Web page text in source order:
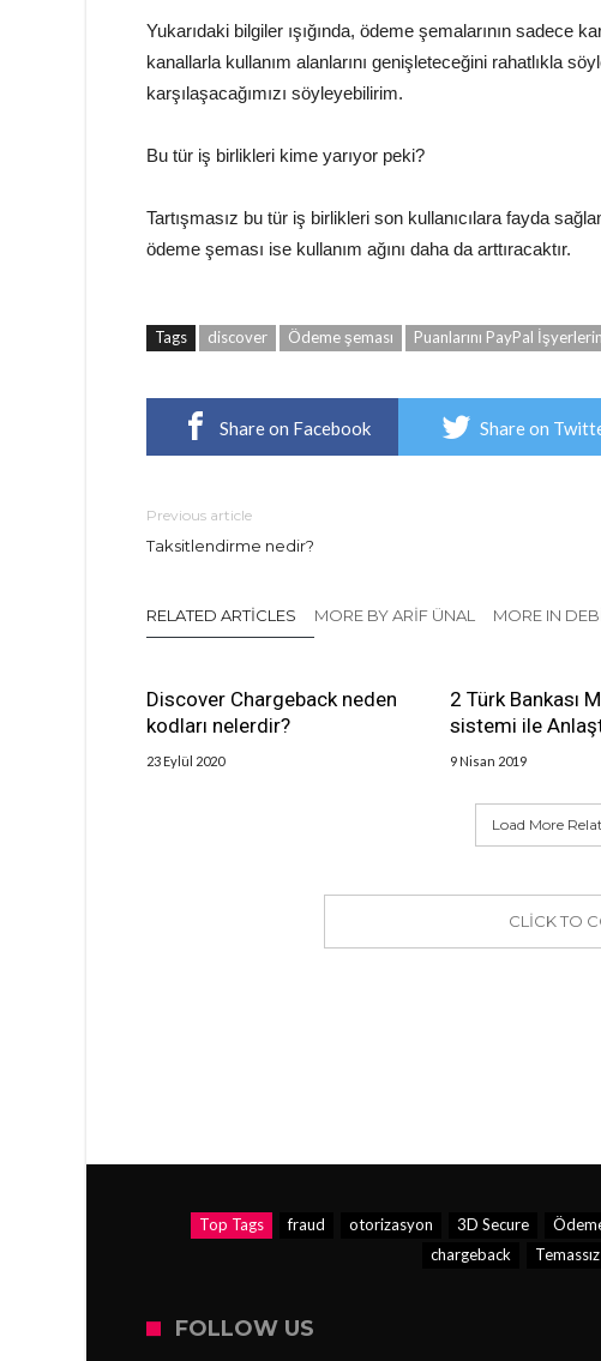
Yukarıdaki bilgiler ışığında, ödeme şemalarının sadece
kanallarla kullanım alanlarını genişleteceğini rahatlıkla
karşılaşacağımızı söyleyebilirim.
Bu tür iş birlikleri kime yarıyor peki?
Tartışmasız bu tür iş birlikleri son kullanıcılara fayda
ödeme şeması ise kullanım ağını daha da arttıracaktır.
Tags discover Ödeme şeması Puanlarını PayPal
Share on Facebook Share on
Previous article
Taksitlendirme nedir?
RELATED ARTICLES MORE BY ARIF ÜNAL MORE IN
Discover Chargeback neden
kodları nelerdir?
23 Eylül 2020
2 Türk Bankası
sistemi ile
9 Nisan 2019
Load More
CLICK TO
Top Tags fraud otorizasyon 3D Secure
chargeback
FOLLOW US